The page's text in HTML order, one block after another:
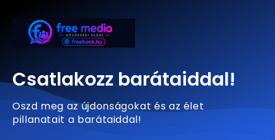
Csatlakozz barátaiddal!
Oszd meg az újdonságokat és az élet
pillanatait a barátaiddal!